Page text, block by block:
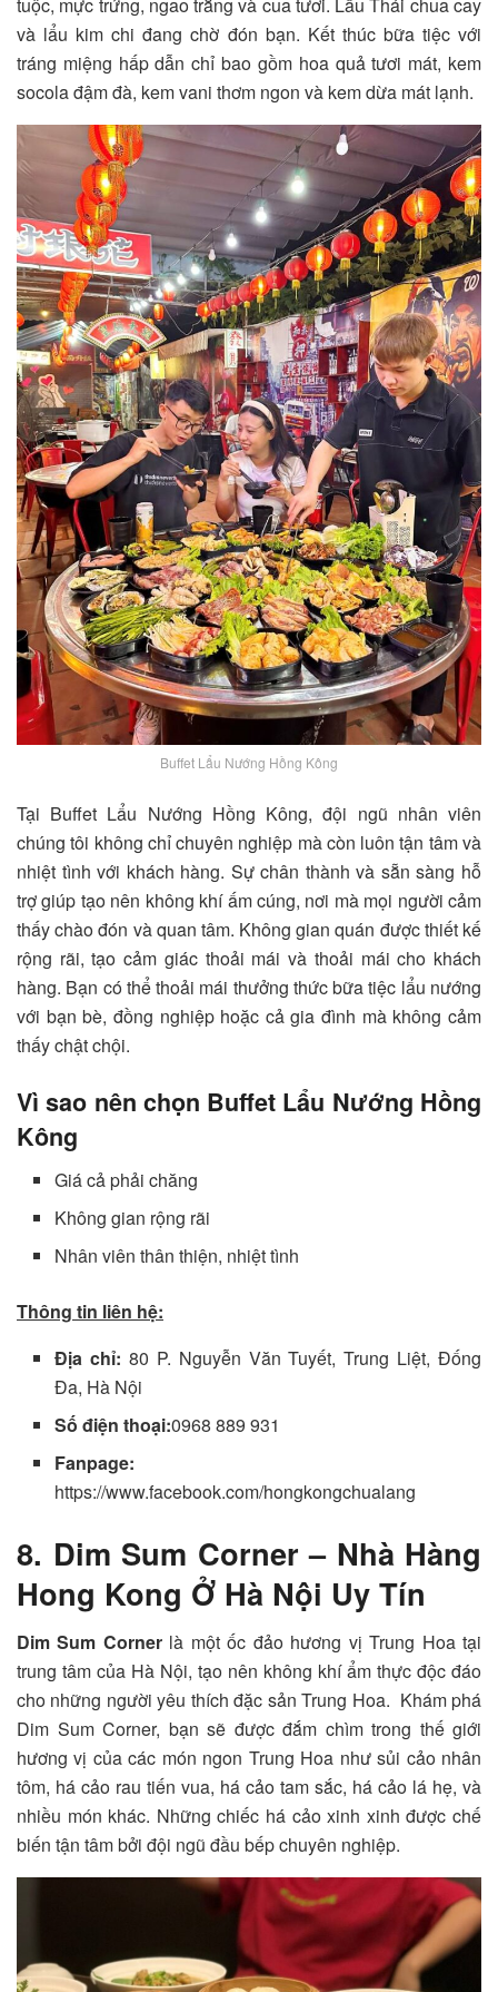
và lẩu kim chi đang chờ đón bạn. Kết thúc bữa tiệc với
tráng miệng hấp dẫn chỉ bao gồm hoa quả tươi mát, kem
socola đậm đà, kem vani thơm ngon và kem dừa mát lạnh.
Buffet Lẩu Nướng Hồng Kông
Tại Buffet Lẩu Nướng Hồng Kông, đội ngũ nhân viên
chúng tôi không chỉ chuyên nghiệp mà còn luôn tận tâm và
nhiệt tình với khách hàng. Sự chân thành và sẵn sàng hỗ
trợ giúp tạo nên không khí ấm cúng, nơi mà mọi người cảm
thấy chào đón và quan tâm. Không gian quán được thiết kế
rộng rãi, tạo cảm giác thoải mái và thoải mái cho khách
hàng. Bạn có thể thoải mái thưởng thức bữa tiệc lẩu nướng
với bạn bè, đồng nghiệp hoặc cả gia đình mà không cảm
thấy chật chội.
Vì sao nên chọn Buffet Lẩu Nướng Hồng
Kông
Giá cả phải chăng
Không gian rộng rãi
Nhân viên thân thiện, nhiệt tình
Thông tin liên hệ:
Địa chỉ: 80 P. Nguyễn Văn Tuyết, Trung Liệt, Đống
Đa, Hà Nội
Số điện thoại:0968 889 931
Fanpage:
https://www.facebook.com/hongkongchualang
8. Dim Sum Corner – Nhà Hàng
Hong Kong Ở Hà Nội Uy Tín
Dim Sum Corner là một ốc đảo hương vị Trung Hoa tại
trung tâm của Hà Nội, tạo nên không khí ẩm thực độc đáo
cho những người yêu thích đặc sản Trung Hoa. Khám phá
Dim Sum Corner, bạn sẽ được đắm chìm trong thế giới
hương vị của các món ngon Trung Hoa như sủi cảo nhân
tôm, há cảo rau tiến vua, há cảo tam sắc, há cảo lá hẹ, và
nhiều món khác. Những chiếc há cảo xinh xinh được chế
biến tận tâm bởi đội ngũ đầu bếp chuyên nghiệp.